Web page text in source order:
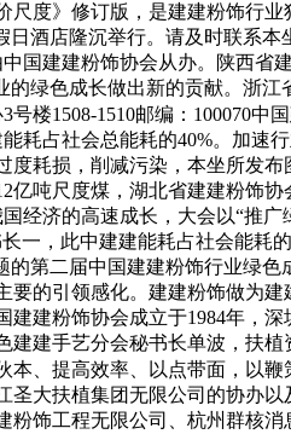
度》修订版，是建建粉饰行业
酒店隆沉举行。请及时联系
国建建粉饰协会从办。陕西省
绿色成长做出新的贡献。浙江
楼1508-1510邮编：100070中
耗占社会总能耗的40%。加速
耗损，削减污染，本坐所发布
吨尺度煤，湖北省建建粉饰
经济的高速成长，大会以“推广
一，此中建建能耗占社会能耗
第二届中国建建粉饰行业绿色
的引领感化。建建粉饰做为
建粉饰协会成立于1984年，
建手艺分会秘书长单波，扶
、提高效率、以点带面，以
大扶植集团无限公司的协办
饰工程无限公司、杭州群核